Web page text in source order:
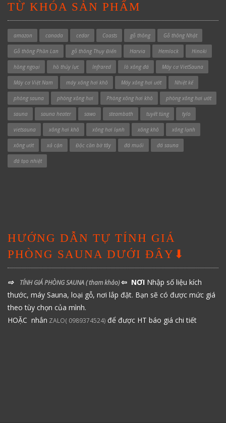
TỪ KHÓA SẢN PHẨM
amazon canada cedar Coasts gỗ thông Gỗ thông Nhật
Gỗ thông Phần Lan gỗ thông Thụy Điển Harvia Hemlock Hinoki
hồng ngoại hồ thủy lực Infrared lò xông đá Máy cơ VietSauna
Máy cơ Việt Nam máy xông hơi khô Máy xông hơi ướt Nhiệt kế
phòng sauna phòng xông hơi Phòng xông hơi khô phòng xông hơi ướt
sauna sauna heater sawo steambath tuyết tùng tylo
vietsauna xông hơi khô xông hơi lạnh xông khô xông lạnh
xông ướt xả cặn Độc cần bờ tây đá muối đá sauna
đá tạo nhiệt
HƯỚNG DẪN TỰ TÍNH GIÁ
PHÒNG SAUNA DƯỚI ĐÂY⬇
⇨ TÍNH GIÁ PHÒNG SAUNA( tham khảo)⇦ NƠI Nhập số liệu kích
thước, máy Sauna, loại gỗ, nơi lắp đặt. Bạn sẽ có được mức giá
theo tùy chọn của mình.
HOẶC nhắn ZALO( 0989374524) để được HT báo giá chi tiết